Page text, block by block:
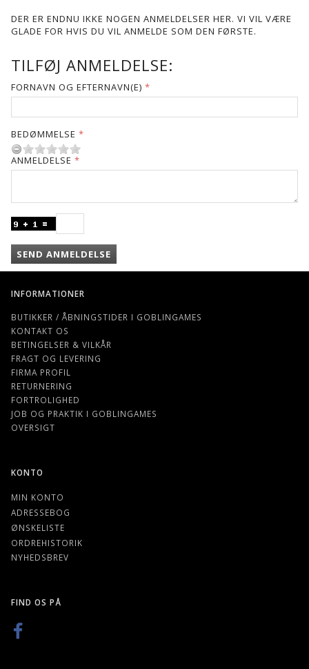
DER ER ENDNU IKKE NOGEN ANMELDELSER HER. VI VIL VÆRE
GLADE FOR HVIS DU VIL ANMELDE SOM DEN FØRSTE.
TILFØJ ANMELDELSE:
FORNAVN OG EFTERNAVN(E)
BEDØMMELSE
ANMELDELSE
SEND ANMELDELSE
INFORMATIONER
BUTIKKER / ÅBNINGSTIDER I GOBLINGAMES
KONTAKT OS
BETINGELSER & VILKÅR
FRAGT OG LEVERING
FIRMA PROFIL
RETURNERING
FORTROLIGHED
JOB OG PRAKTIK I GOBLINGAMES
OVERSIGT
KONTO
MIN KONTO
ADRESSEBOG
ØNSKELISTE
ORDREHISTORIK
NYHEDSBREV
FIND OS PÅ